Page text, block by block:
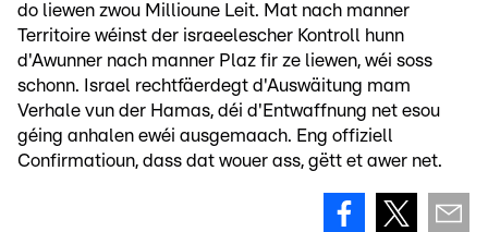
do liewen zwou Millioune Leit. Mat nach manner
Territoire wéinst der israeelescher Kontroll hunn
d'Awunner nach manner Plaz fir ze liewen, wéi soss
schonn. Israel rechtfäerdegt d'Auswäitung mam
Verhale vun der Hamas, déi d'Entwaffnung net esou
géing anhalen ewéi ausgemaach. Eng offiziell
Confirmatioun, dass dat wouer ass, gëtt et awer net.